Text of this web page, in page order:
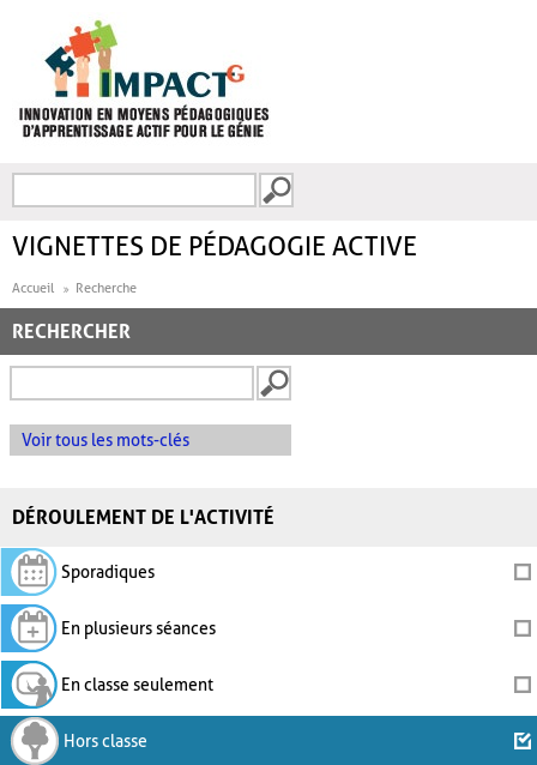
FORMULAIRE DE
VIGNETTES DE PÉDAGOGIE ACTIVE
Accueil Recherche
RECHERCHER
Voir tous les mots-clés
DÉROULEMENT DE L'ACTIVITÉ
Sporadiques
En plusieurs séances
En classe seulement
Hors classe